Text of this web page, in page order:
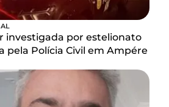
investigada por estelionato
pela Polícia Civil em Ampére